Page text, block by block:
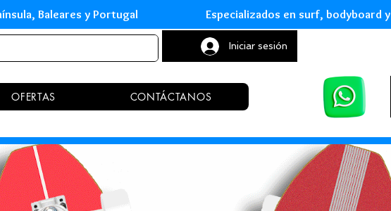
Baleares y Portugal Especializados en surf,
Iniciar sesión
OFERTAS CONTÁCTANOS